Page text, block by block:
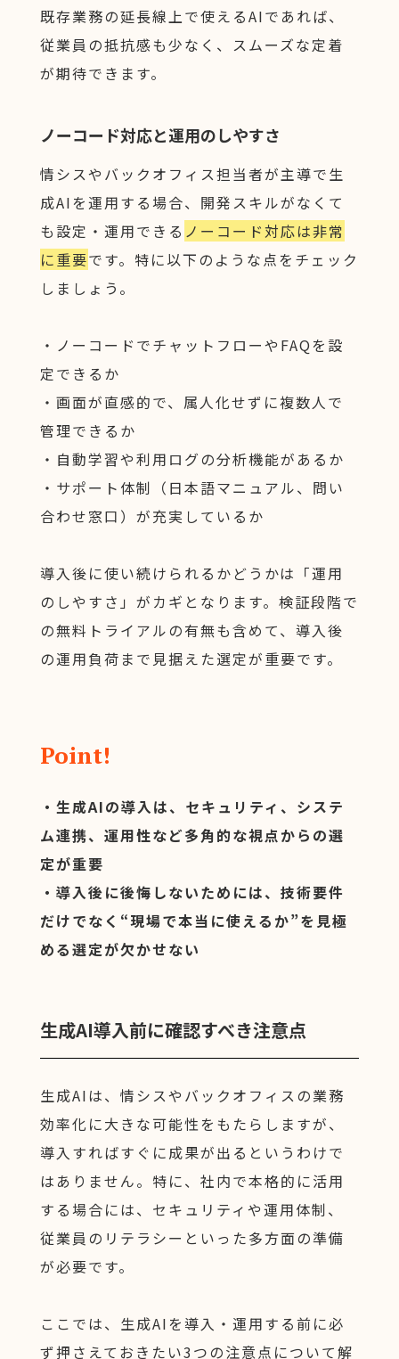
既存業務の延長線上で使えるAIであれば、
従業員の抵抗感も少なく、スムーズな定着
が期待できます。
ノーコード対応と運用のしやすさ
情シスやバックオフィス担当者が主導で生
成AIを運用する場合、開発スキルがなくて
も設定・運用できる ノーコード対応は非常
に重要です。特に以下のような点をチェック
しましょう。
・ノーコードでチャットフローやFAQを設
定できるか
・画面が直感的で、属人化せずに複数人で
管理できるか
・自動学習や利用ログの分析機能があるか
・サポート体制（日本語マニュアル、問い
合わせ窓口）が充実しているか
導入後に使い続けられるかどうかは「運用
のしやすさ」がカギとなります。検証段階で
の無料トライアルの有無も含めて、導入後
の運用負荷まで見据えた選定が重要です。
Point!
・生成AIの導入は、セキュリティ、システ
ム連携、運用性など多角的な視点からの選
定が重要
・導入後に後悔しないためには、技術要件
だけでなく“現場で本当に使えるか”を見極
める選定が欠かせない
生成AI導入前に確認すべき注意点
生成AIは、情シスやバックオフィスの業務
効率化に大きな可能性をもたらしますが、
導入すればすぐに成果が出るというわけで
はありません。特に、社内で本格的に活用
する場合には、セキュリティや運用体制、
従業員のリテラシーといった多方面の準備
が必要です。
ここでは、生成AIを導入・運用する前に必
ず押さえておきたい3つの注意点について解